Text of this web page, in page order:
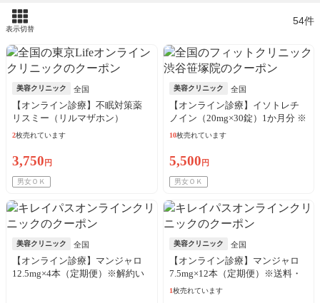
表示切替
54件
美容クリニック 全国
【オンライン診療】不眠対策薬
リスミー（リルマザホン）
1mg（30日分）※初診料・送料込
2枚売れています
3,750 円
男女ＯＫ
美容クリニック 全国
【オンライン診療】イソトレチ
ノイン（20mg×30錠）1か月分 ※
診察料、送料込込
10枚売れています
5,500 円
男女ＯＫ
美容クリニック 全国
【オンライン診療】マンジャロ
12.5mg×4本（定期便）※解約い
美容クリニック 全国
【オンライン診療】マンジャロ
7.5mg×12本（定期便）※送料・
アルコール綿・診察料込
1枚売れています